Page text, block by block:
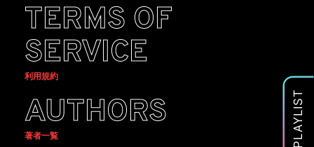
PLAYLIST
TERMS OF
SERVICE
利用規約
AUTHORS
著者一覧